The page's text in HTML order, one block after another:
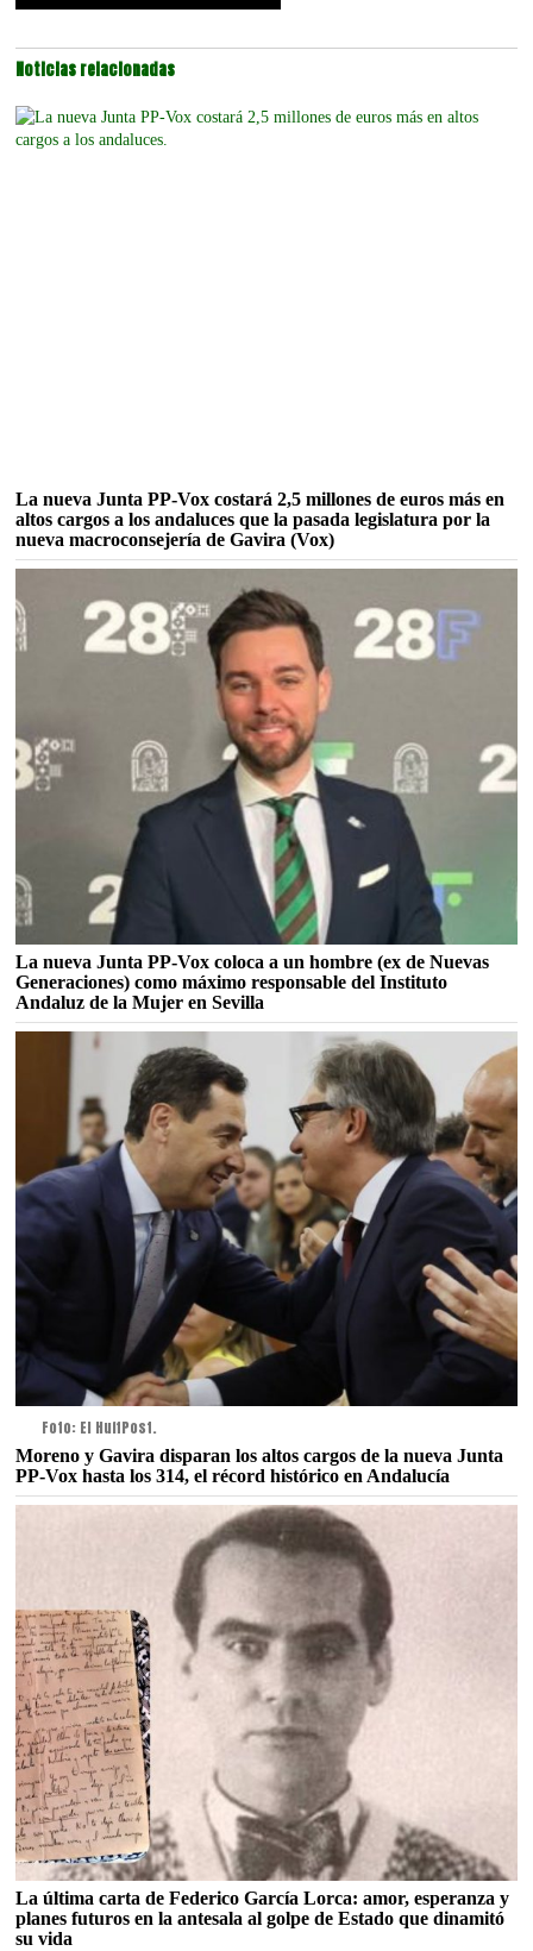
Noticias relacionadas
La nueva Junta PP-Vox costará 2,5 millones de euros más en
altos cargos a los andaluces que la pasada legislatura por la
nueva macroconsejería de Gavira (Vox)
La nueva Junta PP-Vox coloca a un hombre (ex de Nuevas
Generaciones) como máximo responsable del Instituto
Andaluz de la Mujer en Sevilla
Foto: El HuffPost.
Moreno y Gavira disparan los altos cargos de la nueva Junta
PP-Vox hasta los 314, el récord histórico en Andalucía
La última carta de Federico García Lorca: amor, esperanza y
planes futuros en la antesala al golpe de Estado que dinamitó
su vida